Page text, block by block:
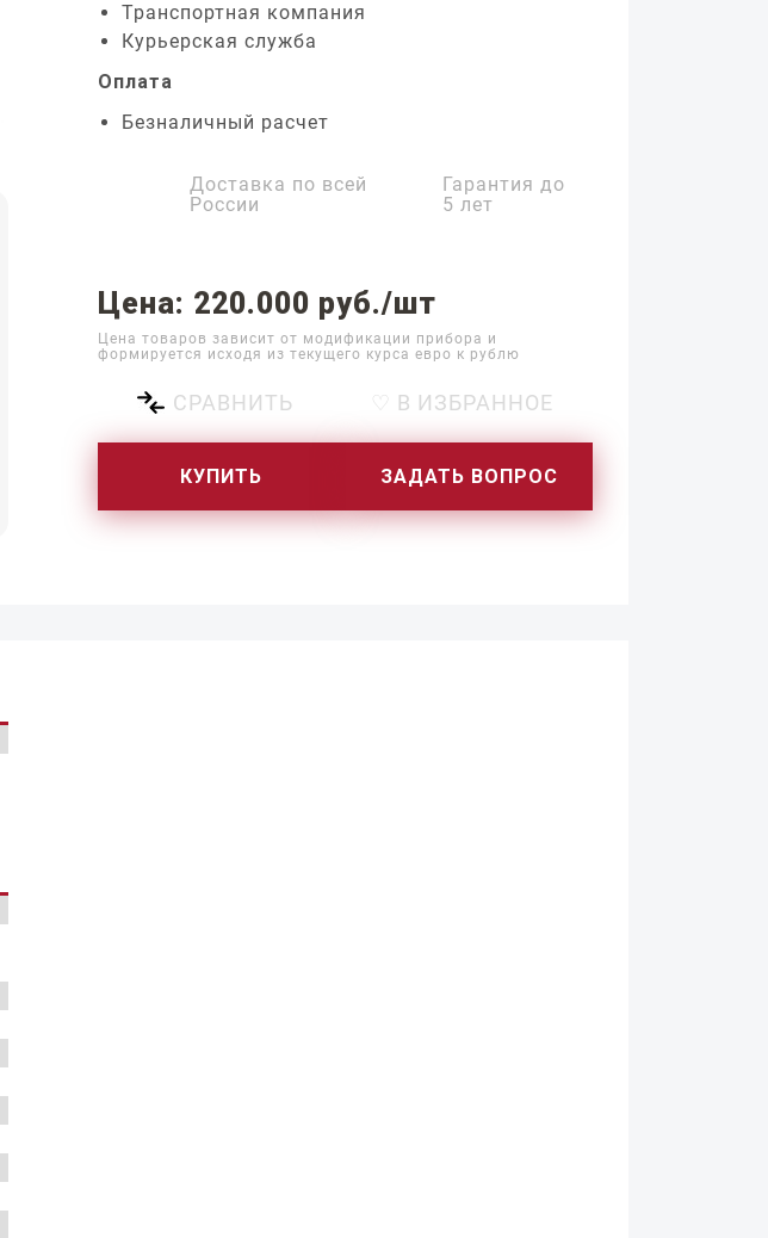
Транспортная компания
Курьерская служба
Оплата
Безналичный расчет
Доставка по всей
России
Гарантия до
5 лет
Цена: 220.000 руб./шт
Цена товаров зависит от модификации прибора и
формируется исходя из текущего курса евро к рублю
СРАВНИТЬ ♡ В ИЗБРАННОЕ
КУПИТЬ ЗАДАТЬ ВОПРОС